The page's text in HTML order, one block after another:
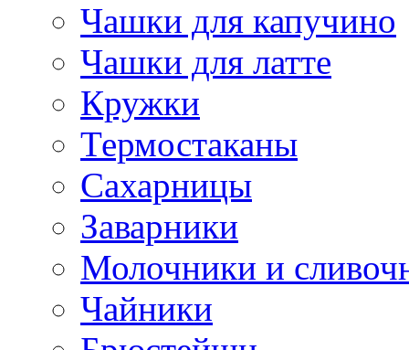
Чашки для капучино
Чашки для латте
Кружки
Термостаканы
Сахарницы
Заварники
Молочники и
Чайники